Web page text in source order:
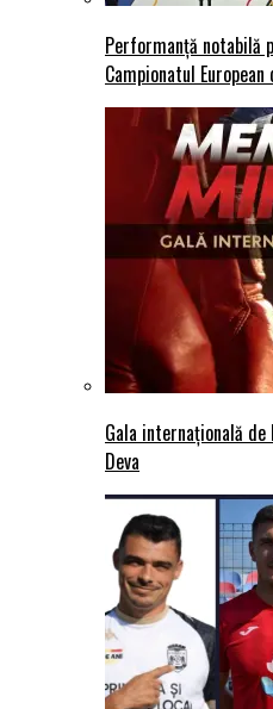
Performanță notabilă
Campionatul
Gala internațională de
Deva